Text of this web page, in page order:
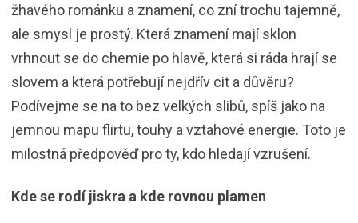
žhavého románku a znamení, co zní trochu tajemně,
ale smysl je prostý. Která znamení mají sklon
vrhnout se do chemie po hlavě, která si ráda hrají se
slovem a která potřebují nejdřív cit a důvěru?
Podívejme se na to bez velkých slibů, spíš jako na
jemnou mapu flirtu, touhy a vztahové energie. Toto je
milostná předpověď pro ty, kdo hledají vzrušení.
Kde se rodí jiskra a kde rovnou plamen